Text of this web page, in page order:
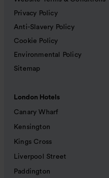
Privacy Policy
Anti-Slavery Policy
Cookie Policy
Environmental Policy
Sitemap
London Hotels
Canary Wharf
Kensington
Kings Cross
Liverpool Street
Paddington